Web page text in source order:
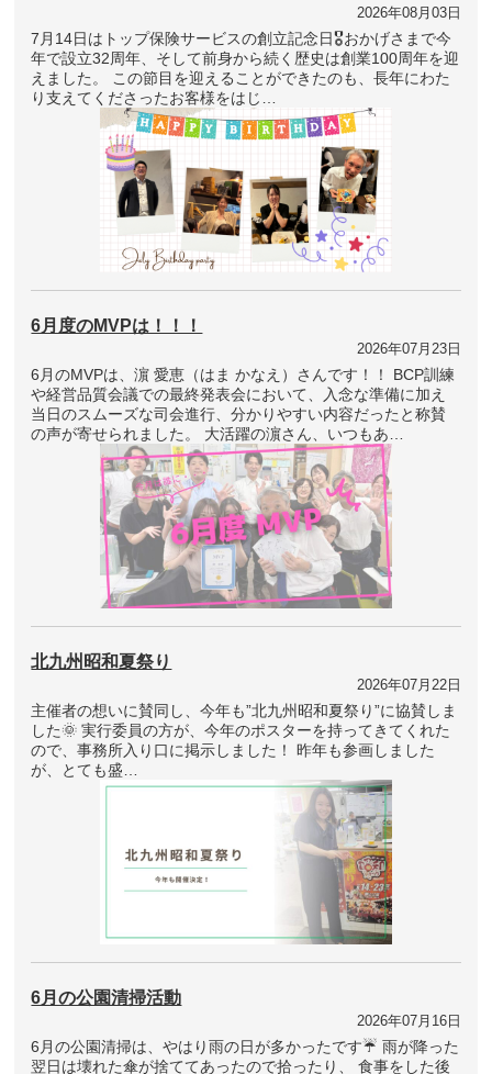
2026年08月03日
7月14日はトップ保険サービスの創立記念日🎖おかげさまで今
年で設立32周年、そして前身から続く歴史は創業100周年を迎
えました。 この節目を迎えることができたのも、長年にわた
り支えてくださったお客様をはじ…
6月度のMVPは！！！
2026年07月23日
6月のMVPは、濵 愛恵（はま かなえ）さんです！！ BCP訓練
や経営品質会議での最終発表会において、入念な準備に加え
当日のスムーズな司会進行、分かりやすい内容だったと称賛
の声が寄せられました。 大活躍の濵さん、いつもあ…
北九州昭和夏祭り
2026年07月22日
主催者の想いに賛同し、今年も”北九州昭和夏祭り”に協賛しま
した🌞 実行委員の方が、今年のポスターを持ってきてくれた
ので、事務所入り口に掲示しました！ 昨年も参画しました
が、とても盛…
6月の公園清掃活動
2026年07月16日
6月の公園清掃は、やはり雨の日が多かったです☔ 雨が降った
翌日は壊れた傘が捨ててあったので拾ったり、 食事をした後